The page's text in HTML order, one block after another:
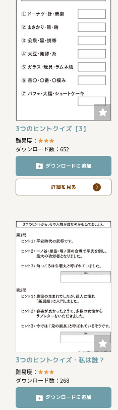
3つのヒントクイズ【3】
難易度：★★★
ダウンロード数：652
ダウンロードに追加
詳細を見る
3つのヒントクイズ・私は誰？
難易度：★★★
ダウンロード数：268
ダウンロードに追加